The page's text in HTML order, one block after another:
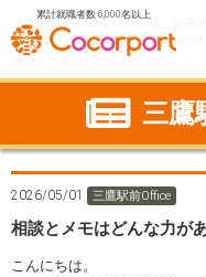
累計就職者数 6,000名以上
ココルポート(就労移行支援・定着
東京都
武蔵野市 三鷹駅前
相談とメモはどんな力がある？
三鷹
2026/05/01 三鷹駅前Office
相談とメモはどんな力が
こんにちは。